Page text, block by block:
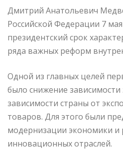
Дмитрий Анатольевич
Российской Федерации 7
президентский срок
ряда важных реформ
Одной из главных целей
было снижение
зависимости страны от
товаров. Для этого были
модернизации экономики и
инновационных отраслей.